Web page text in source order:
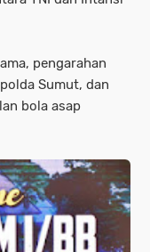
pengarahan
Sumut, dan
bola asap